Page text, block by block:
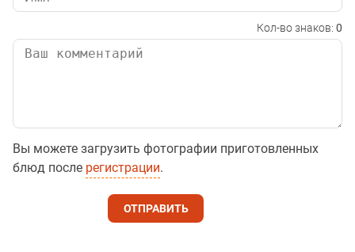
Кол-во знаков: 0
Вы можете загрузить фотографии приготовленных
блюд после регистрации.
ОТПРАВИТЬ